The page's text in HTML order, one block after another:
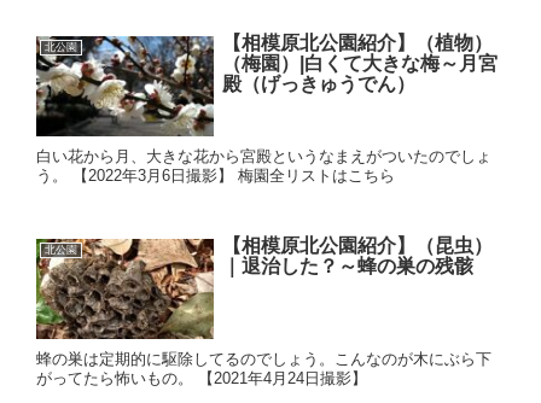
北公園
【相模原北公園紹介】（植物）
（梅園）|白くて大きな梅～月宮
殿（げっきゅうでん）
白い花から月、大きな花から宮殿というなまえがついたのでしょ
う。 【2022年3月6日撮影】 梅園全リストはこちら
北公園
【相模原北公園紹介】（昆虫）
｜退治した？～蜂の巣の残骸
蜂の巣は定期的に駆除してるのでしょう。こんなのが木にぶら下
がってたら怖いもの。 【2021年4月24日撮影】